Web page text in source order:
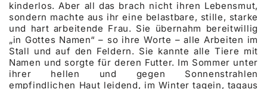
kinderlos. Aber all das brach nicht ihren Lebensmut,
sondern machte aus ihr eine belastbare, stille, starke
und hart arbeitende Frau. Sie übernahm bereitwillig
„in Gottes Namen“ – so ihre Worte – alle Arbeiten im
Stall und auf den Feldern. Sie kannte alle Tiere mit
Namen und sorgte für deren Futter. Im Sommer unter
ihrer hellen und gegen Sonnenstrahlen
empfindlichen Haut leidend, im Winter tagein, tagaus